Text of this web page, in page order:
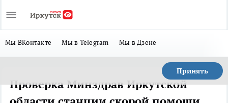
Мы ВКонтакте Мы в Telegram Мы в Дзене
Принять
Проверка Минздрав Иркутской